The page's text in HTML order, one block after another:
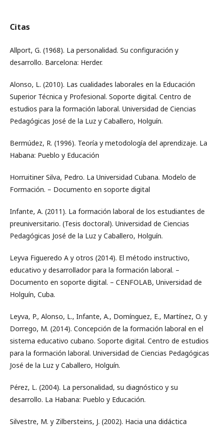
Citas
Allport, G. (1968). La personalidad. Su configuración y
desarrollo. Barcelona: Herder.
Alonso, L. (2010). Las cualidades laborales en la Educación
Superior Técnica y Profesional. Soporte digital. Centro de
estudios para la formación laboral. Universidad de Ciencias
Pedagógicas José de la Luz y Caballero, Holguín.
Bermúdez, R. (1996). Teoría y metodología del aprendizaje. La
Habana: Pueblo y Educación
Horruitiner Silva, Pedro. La Universidad Cubana. Modelo de
Formación. – Documento en soporte digital
Infante, A. (2011). La formación laboral de los estudiantes de
preuniversitario. (Tesis doctoral). Universidad de Ciencias
Pedagógicas José de la Luz y Caballero, Holguín.
Leyva Figueredo A y otros (2014). El método instructivo,
educativo y desarrollador para la formación laboral. –
Documento en soporte digital. – CENFOLAB, Universidad de
Holguín, Cuba.
Leyva, P., Alonso, L., Infante, A., Domínguez, E., Martínez, O. y
Dorrego, M. (2014). Concepción de la formación laboral en el
sistema educativo cubano. Soporte digital. Centro de estudios
para la formación laboral. Universidad de Ciencias Pedagógicas
José de la Luz y Caballero, Holguín.
Pérez, L. (2004). La personalidad, su diagnóstico y su
desarrollo. La Habana: Pueblo y Educación.
Silvestre, M. y Zilbersteins, J. (2002). Hacia una didáctica